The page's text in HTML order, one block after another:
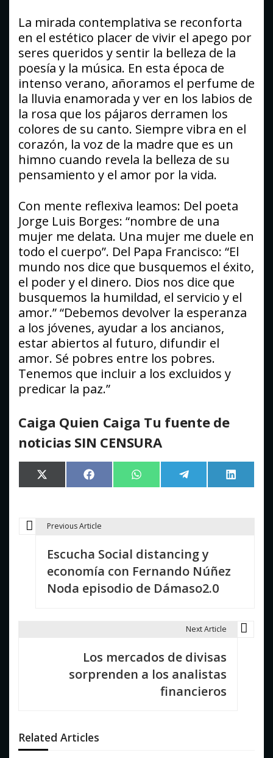
La mirada contemplativa se reconforta
en el estético placer de vivir el apego por
seres queridos y sentir la belleza de la
poesía y la música. En esta época de
intenso verano, añoramos el perfume de
la lluvia enamorada y ver en los labios de
la rosa que los pájaros derramen los
colores de su canto. Siempre vibra en el
corazón, la voz de la madre que es un
himno cuando revela la belleza de su
pensamiento y el amor por la vida.
Con mente reflexiva leamos: Del poeta
Jorge Luis Borges: “nombre de una
mujer me delata. Una mujer me duele en
todo el cuerpo”. Del Papa Francisco: “El
mundo nos dice que busquemos el éxito,
el poder y el dinero. Dios nos dice que
busquemos la humildad, el servicio y el
amor.” “Debemos devolver la esperanza
a los jóvenes, ayudar a los ancianos,
estar abiertos al futuro, difundir el
amor. Sé pobres entre los pobres.
Tenemos que incluir a los excluidos y
predicar la paz.”
Caiga Quien Caiga Tu fuente de
noticias SIN CENSURA
Compartir
en
X
(Twitter)
Compartir
en
Facebook Compartir
en
WhatsApp Compartir
en
Telegram
en
LinkedIn
N
n
Previous Article
Escucha Social distancing y
economía con Fernando Núñez
Noda episodio de Dámaso2.0
Next Article
Los mercados de divisas
sorprenden a los analistas
financieros
Related Articles